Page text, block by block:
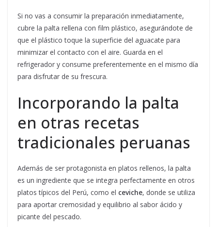
Si no vas a consumir la preparación inmediatamente,
cubre la palta rellena con film plástico, asegurándote de
que el plástico toque la superficie del aguacate para
minimizar el contacto con el aire. Guarda en el
refrigerador y consume preferentemente en el mismo día
para disfrutar de su frescura.
Incorporando la palta
en otras recetas
tradicionales peruanas
Además de ser protagonista en platos rellenos, la palta
es un ingrediente que se integra perfectamente en otros
platos típicos del Perú, como el ceviche, donde se utiliza
para aportar cremosidad y equilibrio al sabor ácido y
picante del pescado.